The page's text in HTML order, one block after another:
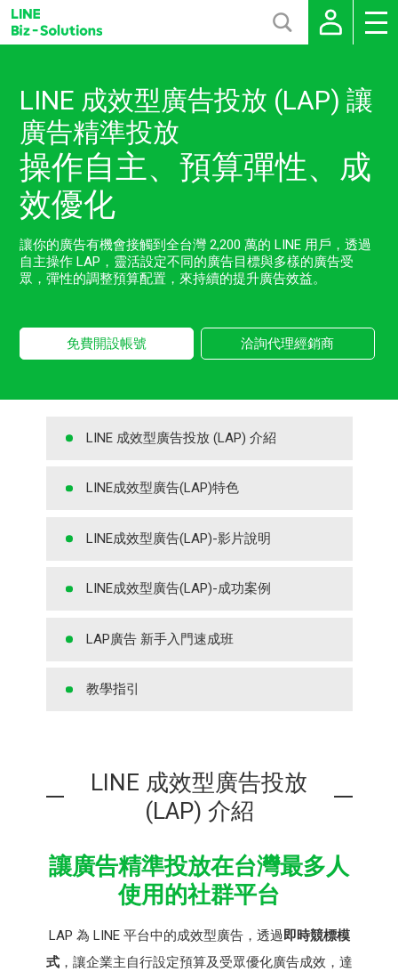
LINE 成效型廣告投放 (LAP) 讓
廣告精準投放
操作自主、預算彈性、成
效優化
讓你的廣告有機會接觸到全台灣 2,200 萬的 LINE 用戶，透過
自主操作 LAP，靈活設定不同的廣告目標與多樣的廣告受
眾，彈性的調整預算配置，來持續的提升廣告效益。
免費開設帳號 洽詢代理經銷商
LINE 成效型廣告投放 (LAP) 介紹
LINE成效型廣告(LAP)特色
LINE成效型廣告(LAP)-影片說明
LINE成效型廣告(LAP)-成功案例
LAP廣告 新手入門速成班
教學指引
LINE 成效型廣告投放
(LAP) 介紹
讓廣告精準投放在台灣最多人
使用的社群平台
LAP 為 LINE 平台中的成效型廣告，透過即時競標模
式，讓企業主自行設定預算及受眾優化廣告成效，達